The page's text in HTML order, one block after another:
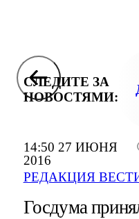
14:50 27 ИЮНЯ
2016
РЕДАКЦИЯ
СЛЕДИТЕ ЗА
НОВОСТЯМИ:
Госдума